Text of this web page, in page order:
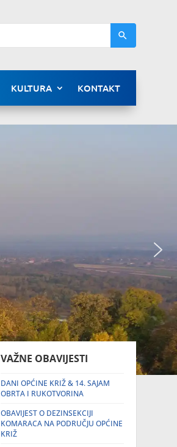
KULTURA KONTAKT
VAŽNE OBAVIJESTI
DANI OPĆINE KRIŽ & 14. SAJAM
OBRTA I RUKOTVORINA
OBAVIJEST O DEZINSEKCIJI
KOMARACA NA PODRUČJU OPĆINE
KRIŽ